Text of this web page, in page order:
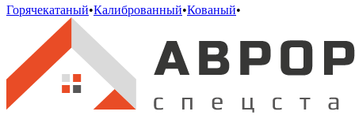
Горячекатаный•Калиброванный•Кованый•